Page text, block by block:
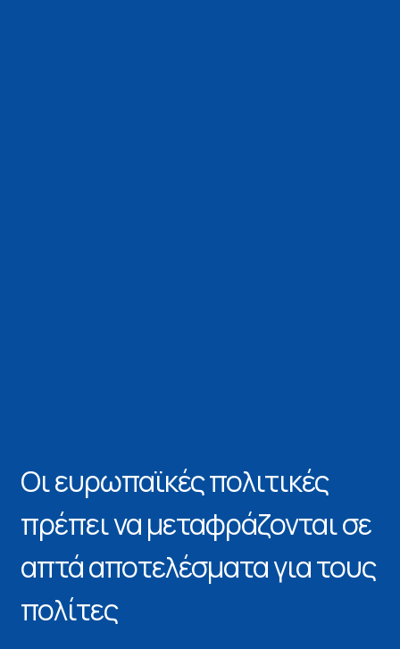
Οι ευρωπαϊκές πολιτικές
πρέπει να μεταφράζονται σε
απτά αποτελέσματα για τους
πολίτες